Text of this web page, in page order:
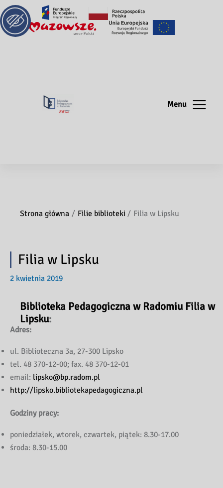
Menu
Strona główna Filie biblioteki Filia w Lipsku
Filia w Lipsku
2 kwietnia 2019
Biblioteka Pedagogiczna w Radomiu Filia w
Lipsku:
Adres:
ul. Biblioteczna 3a, 27-300 Lipsko
tel. 48 370-12-00; fax. 48 370-12-01
email: lipsko@bp.radom.pl
http://lipsko.bibliotekapedagogiczna.pl
Godziny pracy:
poniedziałek, wtorek, czwartek, piątek: 8.30-17.00
środa: 8.30-15.00